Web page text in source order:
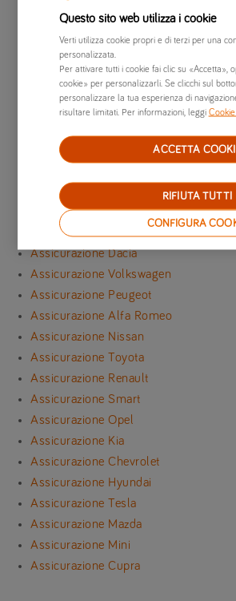
Stai cercando un marchio
Scopri i marchi di auto più famosi e i
tutti i marchi
Assicurazione Fiat
Assicurazione Ford
Assicurazione Lancia
Assicurazione Mercedes-Benz
Assicurazione BMW
Assicurazione Dacia
Assicurazione Volkswagen
Assicurazione Peugeot
Assicurazione Alfa Romeo
Assicurazione Nissan
Assicurazione Toyota
Assicurazione Renault
Assicurazione Smart
Assicurazione Opel
Assicurazione Kia
Assicurazione Chevrolet
Assicurazione Hyundai
Assicurazione Tesla
Assicurazione Mazda
Assicurazione Mini
Assicurazione Cupra
Questo sito web utilizza i cookie
Verti utilizza cookie propri e di terzi per una
personalizzata.
Per attivare tutti i cookie fai clic su «Accetta»,
cookie» per personalizzarli. Se clicchi sul
personalizzare la tua esperienza di
risultare limitati. Per informazioni, leggi
CONFIGURA
RIFIUTA TUTTI
ACCETTA